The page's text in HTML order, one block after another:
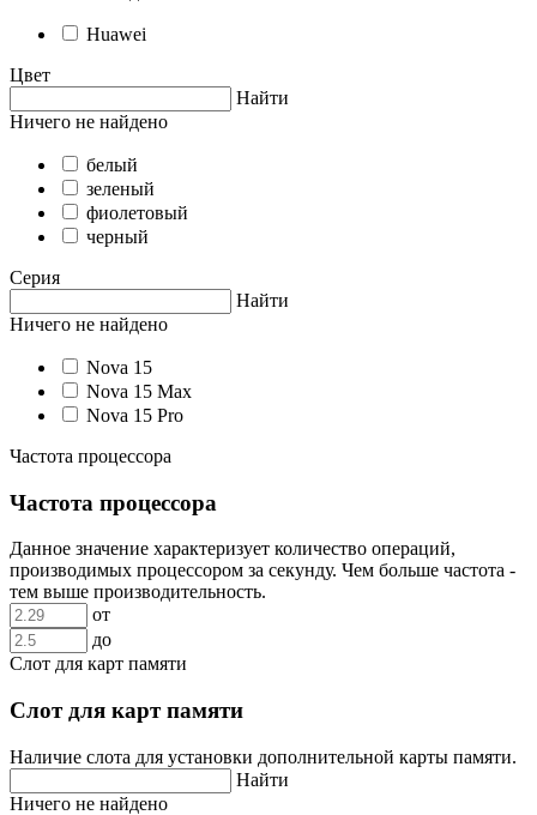
Huawei
Цвет
Найти
Ничего не найдено
белый
зеленый
фиолетовый
черный
Серия
Найти
Ничего не найдено
Nova 15
Nova 15 Max
Nova 15 Pro
Частота процессора
Частота процессора
Данное значение характеризует количество операций,
производимых процессором за секунду. Чем больше частота -
тем выше производительность.
от
до
Слот для карт памяти
Слот для карт памяти
Наличие слота для установки дополнительной карты памяти.
Найти
Ничего не найдено